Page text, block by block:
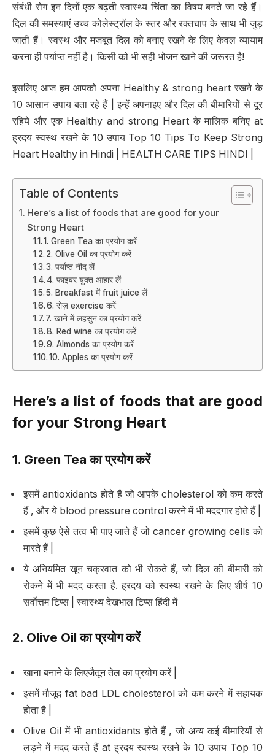
संबंधी रोग इन दिनों एक बढ़ती स्वास्थ्य चिंता का विषय बनते जा रहे हैं।
दिल की समस्याएं उच्च कोलेस्ट्रॉल के स्तर और रक्तचाप के साथ भी जुड़
जाती हैं। स्वस्थ और मजबूत दिल को बनाए रखने के लिए केवल व्यायाम
करना ही पर्याप्त नहीं है। किसी को भी सही भोजन खाने की जरूरत है!
इसलिए आज हम आपको अपना Healthy & strong heart रखने के
10 आसान उपाय बता रहे हैं | इन्हें अपनाइए और दिल की बीमारियों से दूर
रहिये और एक Healthy and strong Heart के मालिक बनिए at
ह्रदय स्वस्थ रखने के 10 उपाय Top 10 Tips To Keep Strong
Heart Healthy in Hindi | HEALTH CARE TIPS HINDI |
Table of Contents
Here’s a list of foods that are good for your
Strong Heart
1. Green Tea का प्रयोग करें
2. Olive Oil का प्रयोग करें
3. पर्याप्त नीद लें
4. फाइबर युक्त आहार लें
5. Breakfast में fruit juice लें
6. रोज़ exercise करें
7. खाने में लहसुन का प्रयोग करें
8. Red wine का प्रयोग करें
9. Almonds का प्रयोग करें
10. Apples का प्रयोग करें
Here’s a list of foods that are good
for your Strong Heart
1. Green Teaका प्रयोग करें
इसमें antioxidants होते हैं जो आपके cholesterol को कम करते
हैं , और ये blood pressure control करने में भी मददगार होते हैं |
इसमें कुछ ऐसे तत्व भी पाए जाते हैं जो cancer growing cells को
मारते हैं |
ये अनियमित खून चक्रवात को भी रोकते हैं, जो दिल की बीमारी को
रोकने में भी मदद करता है. ह्रदय को स्वस्थ रखने के लिए शीर्ष 10
सर्वोत्तम टिप्स | स्वास्थ्य देखभाल टिप्स हिंदी में
2. Olive Oilका प्रयोग करें
खाना बनाने के लिएजैतून तेल का प्रयोग करें |
इसमें मौजूद fat bad LDL cholesterol को कम करने में सहायक
होता है |
Olive Oil में भी antioxidants होते हैं , जो अन्य कई बीमारियों से
लड़ने में मदद करते हैं at ह्रदय स्वस्थ रखने के 10 उपाय Top 10